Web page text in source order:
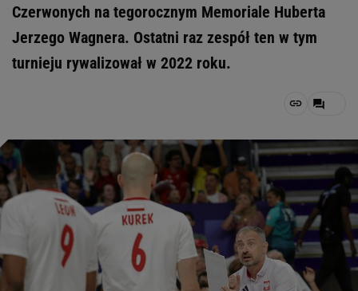
Czerwonych na tegorocznym Memoriale Huberta
Jerzego Wagnera. Ostatni raz zespół ten w tym
turnieju rywalizował w 2022 roku.